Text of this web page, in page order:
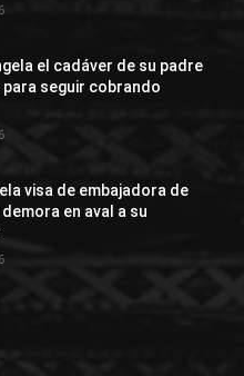
el cadáver de su padre
para seguir cobrando
visa de embajadora de
en aval a su